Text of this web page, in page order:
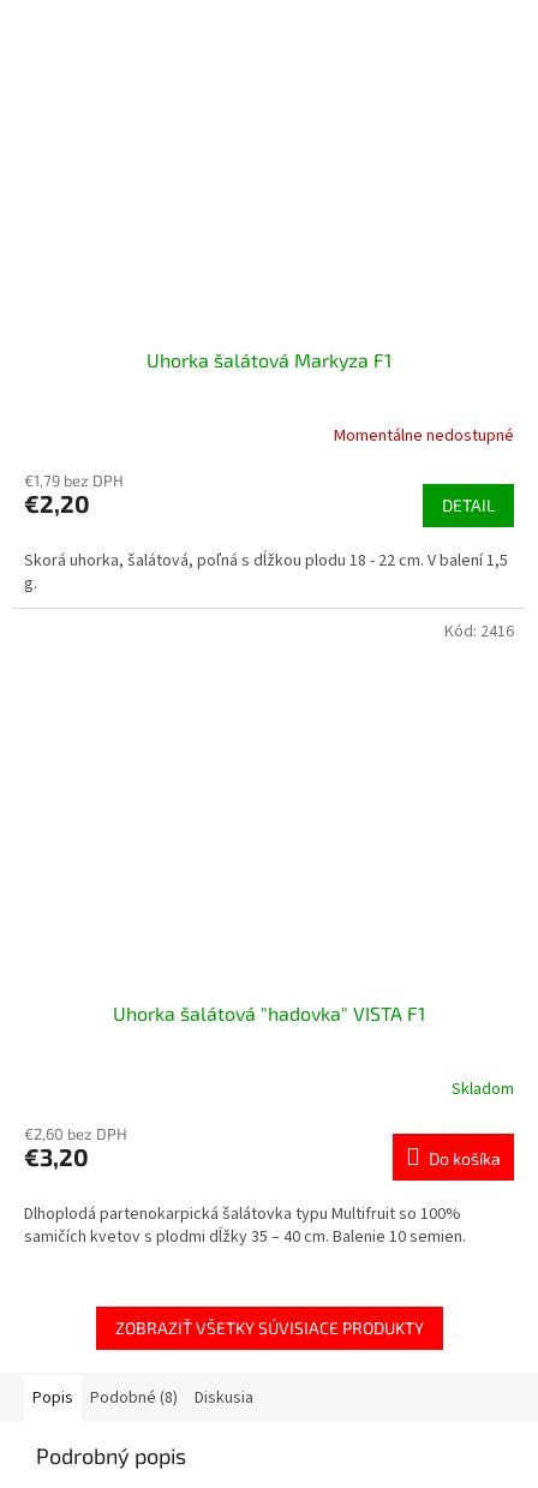
Uhorka šalátová Markyza F1
Momentálne nedostupné
€1,79 bez DPH
€2,20 DETAIL
Skorá uhorka, šalátová, poľná s dĺžkou plodu 18 - 22 cm. V balení 1,5
g.
Uhorka šalátová "hadovka" VISTA F1
Skladom
€2,60 bez DPH
€3,20 Do košíka
Dlhoplodá partenokarpická šalátovka typu Multifruit so 100%
samičích kvetov s plodmi dĺžky 35 – 40 cm. Balenie 10 semien.
Kód: 2416
ZOBRAZIŤ VŠETKY SÚVISIACE PRODUKTY
Popis Podobné (8) Diskusia
Podrobný popis